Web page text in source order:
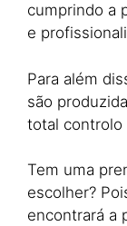
cumprindo a
e
Para além
são
total controlo
Tem uma
escolher?
encontrará a